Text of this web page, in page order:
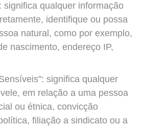
significa qualquer informação
identifique ou possa
natural, como por exemplo,
nascimento, endereço IP,
significa qualquer
em relação a uma pessoa
ou étnica, convicção
filiação a sindicato ou a